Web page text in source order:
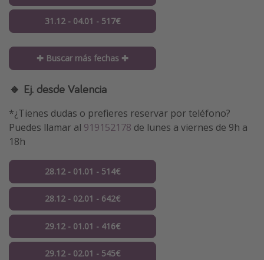
31.12 - 04.01 - 517€
✚ Buscar más fechas ✚
🔸 Ej. desde Valencia
*¿Tienes dudas o prefieres reservar por teléfono?
Puedes llamar al 919152178 de lunes a viernes de 9h a
18h
28.12 - 01.01 - 514€
28.12 - 02.01 - 642€
29.12 - 01.01 - 416€
29.12 - 02.01 - 545€